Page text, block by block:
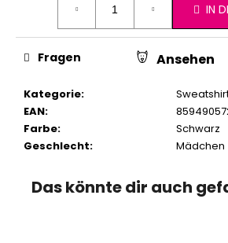
IN
Kategorie:
EAN:
Farbe:
Schwarz
Geschlecht: Mädchen
Fragen Ansehen
Das könnte dir auch